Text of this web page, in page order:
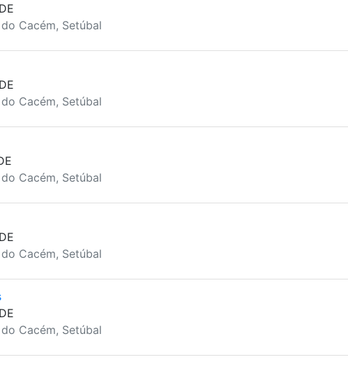
Cacém, Setúbal
Cacém, Setúbal
Cacém, Setúbal
Cacém, Setúbal
Cacém, Setúbal